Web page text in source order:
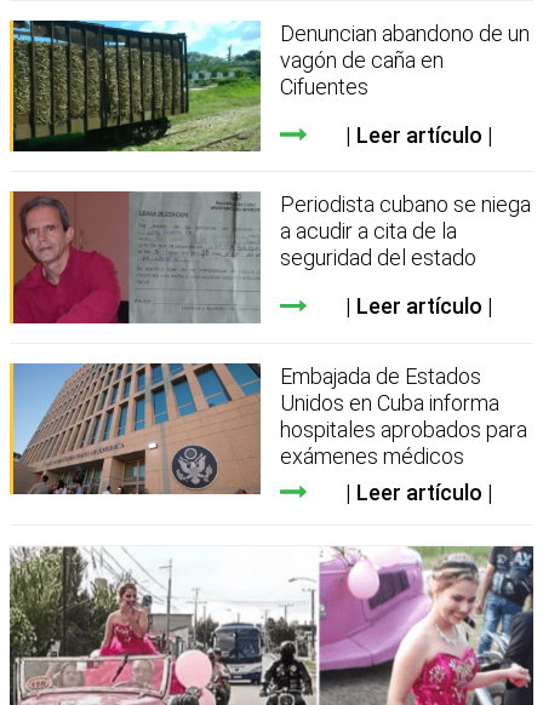
Denuncian abandono de un
vagón de caña en
Cifuentes
Leer artículo
Periodista cubano se niega
a acudir a cita de la
seguridad del estado
Leer artículo
Embajada de Estados
Unidos en Cuba informa
hospitales aprobados para
exámenes médicos
Leer artículo